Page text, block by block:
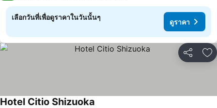
เลือกวันที่เพื่อดูราคาในวันนั้นๆ
ดูราคา
แชร์ เ
Hotel Citio Shizuoka